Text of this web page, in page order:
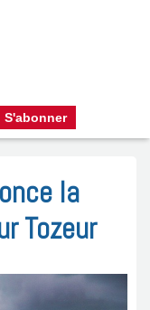
la
Tozeur